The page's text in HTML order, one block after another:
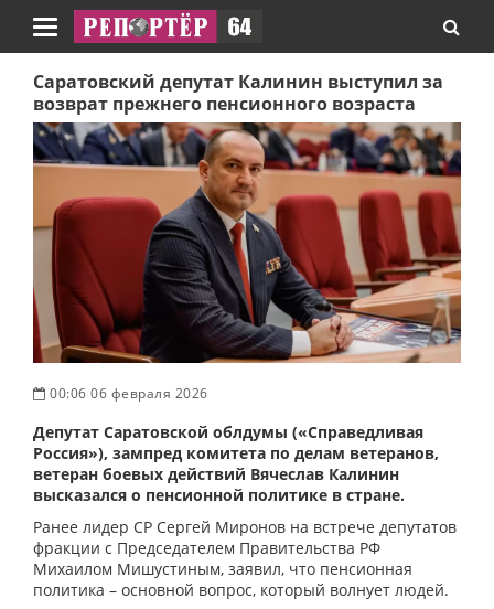
Навигация
Саратовский депутат Калинин выступил за
возврат прежнего пенсионного возраста
00:06 06 февраля 2026
Депутат Саратовской облдумы («Справедливая
Россия»), зампред комитета по делам ветеранов,
ветеран боевых действий Вячеслав Калинин
высказался о пенсионной политике в стране.
Ранее лидер СР Сергей Миронов на встрече депутатов
фракции с Председателем Правительства РФ
Михаилом Мишустиным, заявил, что пенсионная
политика – основной вопрос, который волнует людей.